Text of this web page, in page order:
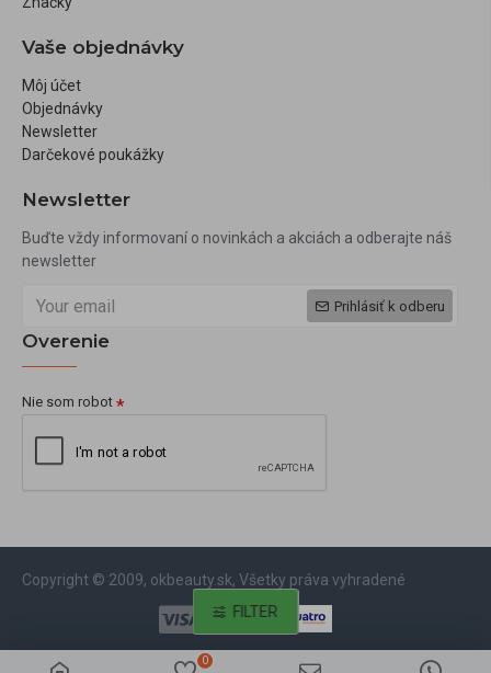
Vaše objednávky
Môj účet
Objednávky
Newsletter
Darčekové poukážky
Newsletter
Buďte vždy informovaní o novinkách a akciách a odberajte náš
newsletter
Prihlásiť k odberu
Overenie
Nie som robot
Copyright © 2009, okbeauty.sk, Všetky práva vyhradené
0
FILTER